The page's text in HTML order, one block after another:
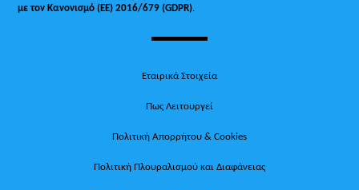
με τον Κανονισμό (ΕΕ) 2016/679 (GDPR).
Εταιρικά Στοιχεία
Πως Λειτουργεί
Πολιτική Απορρήτου & Cookies
Πολιτική Πλουραλισμού και Διαφάνειας